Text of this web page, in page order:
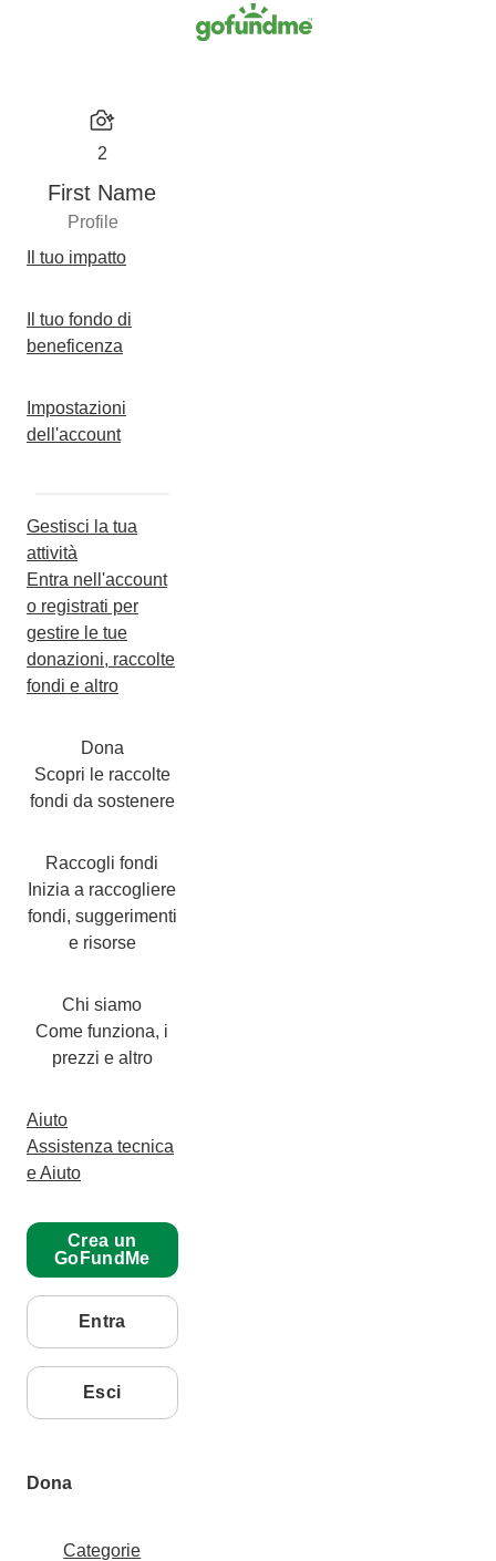
2
First Name
Profile
Il tuo impatto
Il tuo fondo di
beneficenza
Impostazioni
dell'account
Gestisci la tua
attività
Entra nell'account
o registrati per
gestire le tue
donazioni, raccolte
fondi e altro
Dona
Scopri le raccolte
fondi da sostenere
Raccogli fondi
Inizia a raccogliere
fondi, suggerimenti
e risorse
Chi siamo
Come funziona, i
prezzi e altro
Aiuto
Assistenza tecnica
e Aiuto
Crea un
GoFundMe
Entra
Esci
Dona
Categorie